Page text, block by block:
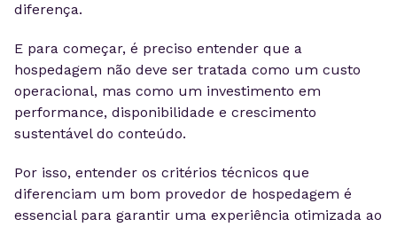
diferença.
E para começar, é preciso entender que a
hospedagem não deve ser tratada como um custo
operacional, mas como um investimento em
performance, disponibilidade e crescimento
sustentável do conteúdo.
Por isso, entender os critérios técnicos que
diferenciam um bom provedor de hospedagem é
essencial para garantir uma experiência otimizada ao